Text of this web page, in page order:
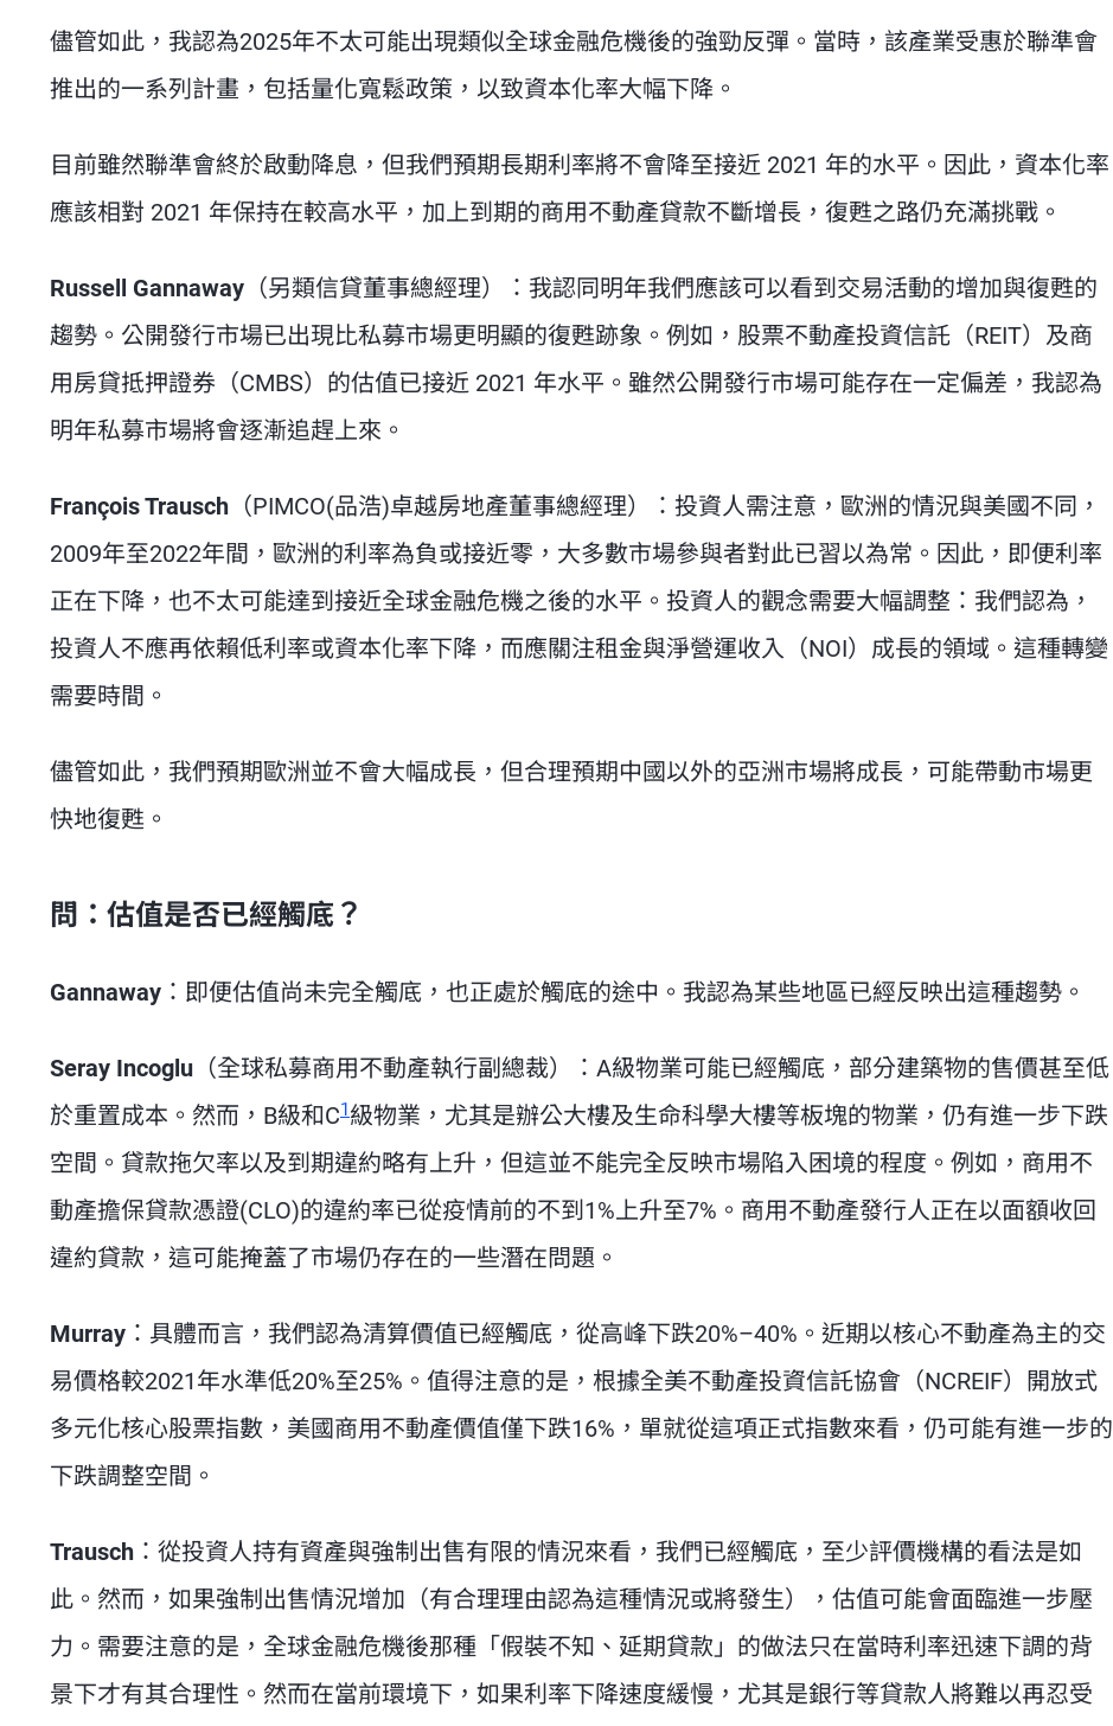
儘管如此，我認為2025年不太可能出現類似全球金融危機後的強勁反彈。當時，該產業受惠於聯準會
推出的一系列計畫，包括量化寬鬆政策，以致資本化率大幅下降。
目前雖然聯準會終於啟動降息，但我們預期長期利率將不會降至接近 2021 年的水平。因此，資本化率
應該相對 2021 年保持在較高水平，加上到期的商用不動產貸款不斷增長，復甦之路仍充滿挑戰。
Russell Gannaway （另類信貸董事總經理）
：我認同明年我們應該可以看到交易活動的增加與復甦的
趨勢。公開發行市場已出現比私募市場更明顯的復甦跡象。例如，股票不動產投資信託（REIT）及商
用房貸抵押證券（CMBS）的估值已接近 2021 年水平。雖然公開發行市場可能存在一定偏差，我認為
明年私募市場將會逐漸追趕上來。
François Trausch （PIMCO(品浩)卓越房地產董事總經理）：投資人需注意，歐洲的情況與美國不同，
2009年至2022年間，歐洲的利率為負或接近零，大多數市場參與者對此已習以為常。因此，即便利率
正在下降，也不太可能達到接近全球金融危機之後的水平。投資人的觀念需要大幅調整：我們認為，
投資人不應再依賴低利率或資本化率下降，而應關注租金與淨營運收入（NOI）成長的領域。這種轉變
需要時間。
儘管如此，我們預期歐洲並不會大幅成長，但合理預期中國以外的亞洲市場將成長，可能帶動市場更
快地復甦。
問：估值是否已經觸底？
Gannaway ：即便估值尚未完全觸底，也正處於觸底的途中。我認為某些地區已經反映出這種趨勢。
Seray Incoglu （全球私募商用不動產執行副總裁）：A級物業可能已經觸底，部分建築物的售價甚至低
於重置成本。然而，B級和C1級物業，尤其是辦公大樓及生命科學大樓等板塊的物業，仍有進一步下跌
空間。貸款拖欠率以及到期違約略有上升，但這並不能完全反映市場陷入困境的程度。例如，商用不
動產擔保貸款憑證(CLO)的違約率已從疫情前的不到1%上升至7%。商用不動產發行人正在以面額收回
違約貸款，這可能掩蓋了市場仍存在的一些潛在問題。
Murray ：具體而言，我們認為清算價值已經觸底，從高峰下跌20%–40%。近期以核心不動產為主的交
易價格較2021年水準低20%至25%。值得注意的是，根據全美不動產投資信託協會（NCREIF）開放式
多元化核心股票指數，美國商用不動產價值僅下跌16%，單就從這項正式指數來看，仍可能有進一步的
下跌調整空間。
Trausch ：從投資人持有資產與強制出售有限的情況來看，我們已經觸底，至少評價機構的看法是如
此。然而，如果強制出售情況增加（有合理理由認為這種情況或將發生），估值可能會面臨進一步壓
力。需要注意的是，全球金融危機後那種「假裝不知、延期貸款」的做法只在當時利率迅速下調的背
景下才有其合理性。然而在當前環境下，如果利率下降速度緩慢，尤其是銀行等貸款人將難以再忍受